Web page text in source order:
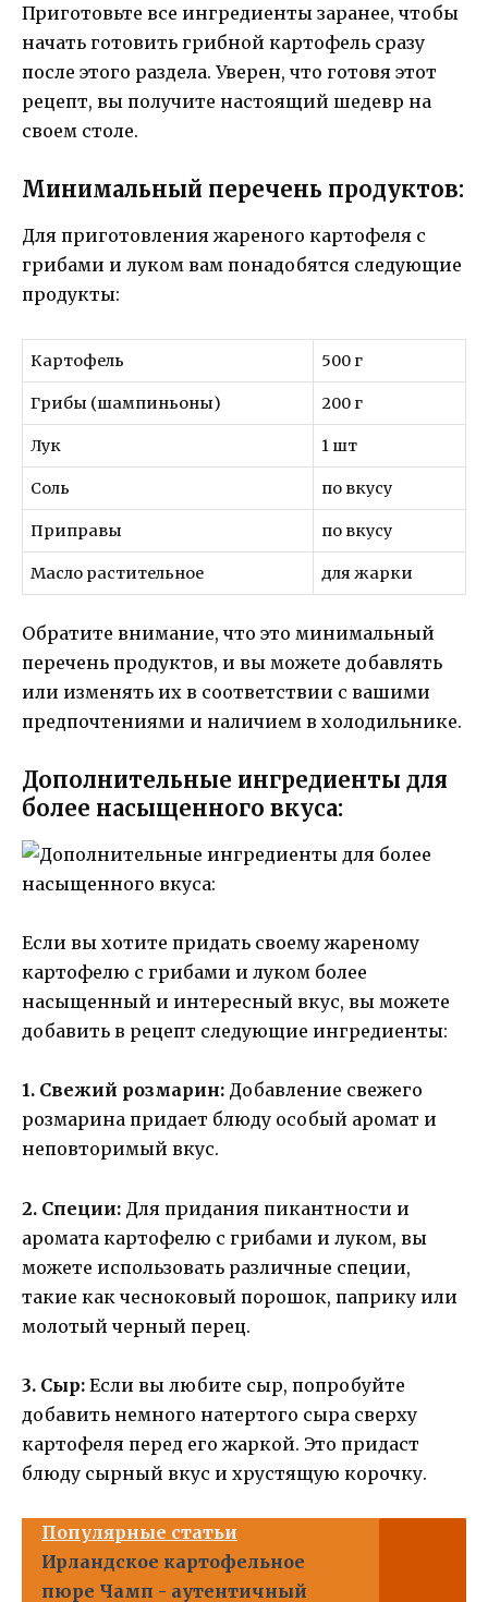
Приготовьте все ингредиенты заранее, чтобы
начать готовить грибной картофель сразу
после этого раздела. Уверен, что готовя этот
рецепт, вы получите настоящий шедевр на
своем столе.
Минимальный перечень продуктов:
Для приготовления жареного картофеля с
грибами и луком вам понадобятся следующие
продукты:
Картофель 500 г
Грибы (шампиньоны) 200 г
Лук 1 шт
Соль по вкусу
Приправы по вкусу
Масло растительное для жарки
Обратите внимание, что это минимальный
перечень продуктов, и вы можете добавлять
или изменять их в соответствии с вашими
предпочтениями и наличием в холодильнике.
Дополнительные ингредиенты для
более насыщенного вкуса:
Если вы хотите придать своему жареному
картофелю с грибами и луком более
насыщенный и интересный вкус, вы можете
добавить в рецепт следующие ингредиенты:
1. Свежий розмарин: Добавление свежего
розмарина придает блюду особый аромат и
неповторимый вкус.
2. Специи: Для придания пикантности и
аромата картофелю с грибами и луком, вы
можете использовать различные специи,
такие как чесноковый порошок, паприку или
молотый черный перец.
3. Сыр: Если вы любите сыр, попробуйте
добавить немного натертого сыра сверху
картофеля перед его жаркой. Это придаст
блюду сырный вкус и хрустящую корочку.
Популярные статьи
Ирландское картофельное
пюре Чамп - аутентичный